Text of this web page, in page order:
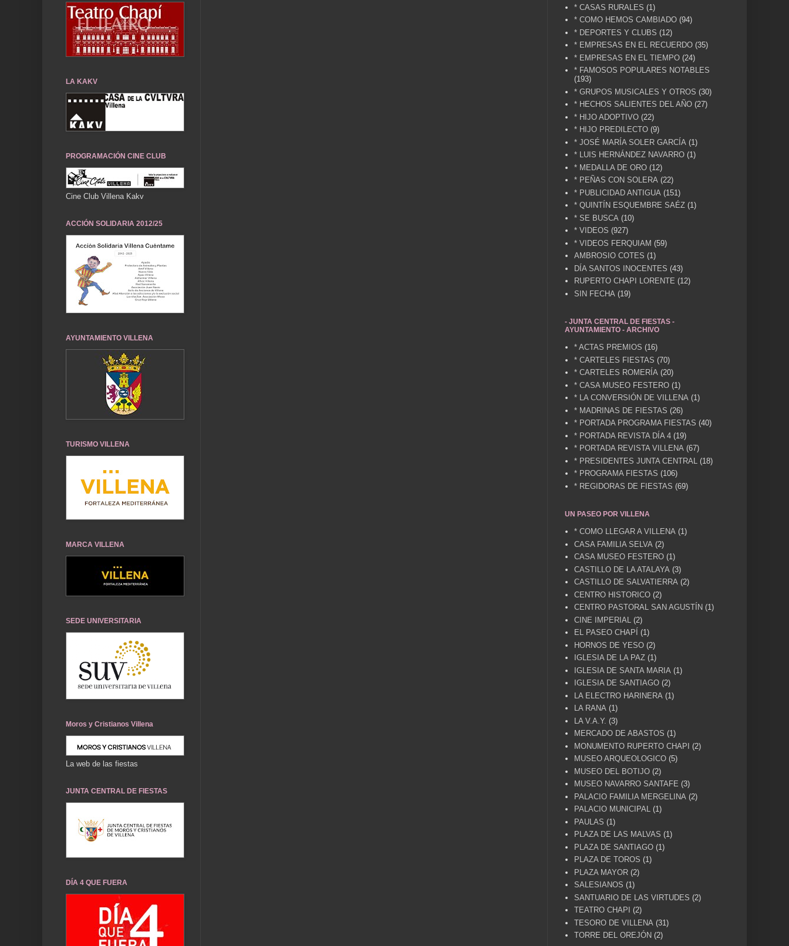
LA KAKV
PROGRAMACIÓN CINE CLUB
Cine Club Villena Kakv
ACCIÓN SOLIDARIA 2012/25
AYUNTAMIENTO VILLENA
TURISMO VILLENA
MARCA VILLENA
SEDE UNIVERSITARIA
Moros y Cristianos Villena
La web de las fiestas
JUNTA CENTRAL DE FIESTAS
DÍA 4 QUE FUERA
* CASAS RURALES (1)
* COMO HEMOS CAMBIADO (94)
* DEPORTES Y CLUBS (12)
* EMPRESAS EN EL RECUERDO (35)
* EMPRESAS EN EL TIEMPO (24)
* FAMOSOS POPULARES NOTABLES
(193)
* GRUPOS MUSICALES Y OTROS (30)
* HECHOS SALIENTES DEL AÑO (27)
* HIJO ADOPTIVO (22)
* HIJO PREDILECTO (9)
* JOSÉ MARÍA SOLER GARCÍA (1)
* LUIS HERNÁNDEZ NAVARRO (1)
* MEDALLA DE ORO (12)
* PEÑAS CON SOLERA (22)
* PUBLICIDAD ANTIGUA (151)
* QUINTÍN ESQUEMBRE SAÉZ (1)
* SE BUSCA (10)
* VIDEOS (927)
* VIDEOS FERQUIAM (59)
AMBROSIO COTES (1)
DÍA SANTOS INOCENTES (43)
RUPERTO CHAPI LORENTE (12)
SIN FECHA (19)
- JUNTA CENTRAL DE FIESTAS -
AYUNTAMIENTO - ARCHIVO
* ACTAS PREMIOS (16)
* CARTELES FIESTAS (70)
* CARTELES ROMERÍA (20)
* CASA MUSEO FESTERO (1)
* LA CONVERSIÓN DE VILLENA (1)
* MADRINAS DE FIESTAS (26)
* PORTADA PROGRAMA FIESTAS (40)
* PORTADA REVISTA DÍA 4 (19)
* PORTADA REVISTA VILLENA (67)
* PRESIDENTES JUNTA CENTRAL
(18)
* PROGRAMA FIESTAS (106)
* REGIDORAS DE FIESTAS (69)
UN PASEO POR VILLENA
* COMO LLEGAR A VILLENA (1)
CASA FAMILIA SELVA (2)
CASA MUSEO FESTERO (1)
CASTILLO DE LA ATALAYA (3)
CASTILLO DE SALVATIERRA (2)
CENTRO HISTORICO (2)
CENTRO PASTORAL SAN AGUSTÍN (1)
CINE IMPERIAL
(2)
EL PASEO CHAPÍ
(1)
HORNOS DE YESO (2)
IGLESIA DE LA PAZ (1)
IGLESIA DE SANTA MARIA (1)
IGLESIA DE SANTIAGO (2)
LA ELECTRO HARINERA (1)
LA RANA (1)
LA V.A.Y. (3)
MERCADO DE ABASTOS (1)
MONUMENTO RUPERTO CHAPI
(2)
MUSEO ARQUEOLOGICO (5)
MUSEO DEL BOTIJO (2)
MUSEO NAVARRO SANTAFE (3)
PALACIO FAMILIA MERGELINA (2)
PALACIO MUNICIPAL (1)
PAULAS (1)
PLAZA DE LAS MALVAS (1)
PLAZA DE SANTIAGO (1)
PLAZA DE TOROS (1)
PLAZA MAYOR (2)
SALESIANOS (1)
SANTUARIO DE LAS VIRTUDES (2)
TEATRO CHAPI
(2)
TESORO DE VILLENA (31)
TORRE DEL OREJÓN (2)